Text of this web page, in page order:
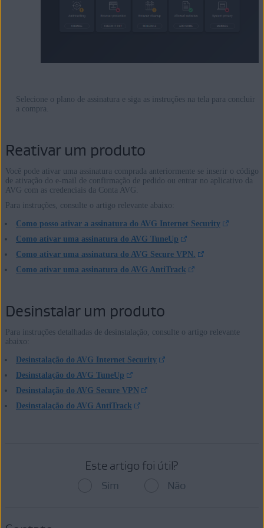
Selecione o plano de assinatura e siga as instruções na tela para concluir
a compra.
Reativar um produto
Você pode ativar uma assinatura comprada anteriormente se inserir o código
de ativação do e-mail de confirmação de pedido ou entrar no aplicativo da
AVG com as credenciais da Conta AVG.
Para instruções, consulte o artigo relevante abaixo:
Como posso ativar a assinatura do AVG Internet Security
Como ativar uma assinatura do AVG TuneUp
Como ativar uma assinatura do AVG Secure VPN.
Como ativar uma assinatura do AVG AntiTrack
Desinstalar um produto
Para instruções detalhadas de desinstalação, consulte o artigo relevante
abaixo:
Desinstalação do AVG Internet Security
Desinstalação do AVG TuneUp
Desinstalação do AVG Secure VPN
Desinstalação do AVG AntiTrack
Este artigo foi útil?
Sim Não